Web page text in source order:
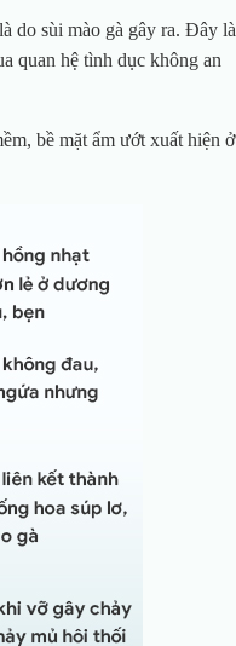
do sùi mào gà gây ra. Đây là
quan hệ tình dục không an
bề mặt ẩm ướt xuất hiện ở